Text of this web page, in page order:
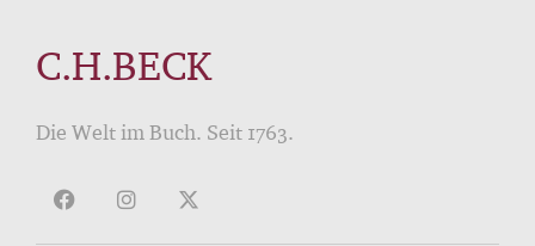
C.H.BECK
Die Welt im Buch. Seit 1763.